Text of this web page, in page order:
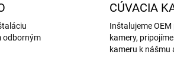
odborným
CÚVACIA
Inštalujeme
kamery,
kameru k nášmu